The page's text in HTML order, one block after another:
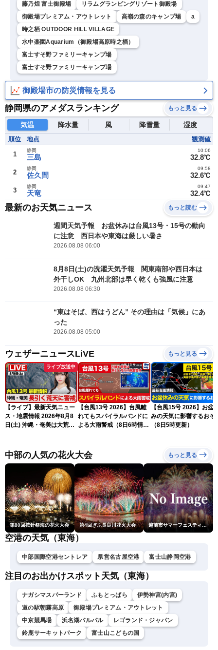
藤乃煌 富士御殿場
リラムグランピングリゾート御殿場
御殿場プレミアム・アウトレット
高嶺の森のキャンプ場
a
時之栖 OUTDOOR HILL VILLAGE
水中楽園Aquarium（御殿場高原時之栖）
富士すそ野ファミリーキャンプ場
富士すそ野ファミリーキャンプ場
御殿場市の防災情報を見る
静岡県のアメダスランキング もっと見る
気温 降水量 風 降雪量 湿度
順位 地点 観測値
1 三島
静岡
32.8℃
10:06
2 佐久間
静岡
32.6℃
09:58
3 天竜
静岡
32.4℃
09:47
最新のお天気ニュース もっと読む
週間天気予報 お盆休みは台風13号・15号の動向
に注意 西日本や東海は厳しい暑さ
2026.08.08 06:00
8月8日(土)の洗濯天気予報 関東南部や西日本は
外干しOK 九州北部は早く乾くも強風に注意
2026.08.08 06:30
“東はそば、西はうどん” その理由は「気候」にあ
った
2026.08.08 05:00
ウェザーニュースLiVE もっと見る
ライブ放送中
【ライブ】最新天気ニュー
ス・地震情報 2026年8月8
日(土) 沖縄・奄美は大荒れ
ースLiVEサンシャイン・魚
住茉由／山口剛央〉
【台風13号 2026】台風離
れてもスパイラルバンドに
よる大雨警戒（8日6時情
【台風15号 2026】お盆
みの天気に影響するおそ
（8日5時更新）
中部の人気の花火大会 もっと見る
第80回按針祭海の花火大会 第4回ぎふ長良川花火大会 越前市サマーフェスティバル花火大会
空港の天気（東海）
中部国際空港セントレア 県営名古屋空港 富士山静岡空港
注目のお出かけスポット天気（東海）
ナガシマスパーランド ふもとっぱら
伊勢神宮(内宮)
道の駅朝霧高原
御殿場プレミアム・アウトレット
中京競馬場
浜名湖パルパル
レゴランド・ジャパン
鈴鹿サーキットパーク
富士山こどもの国